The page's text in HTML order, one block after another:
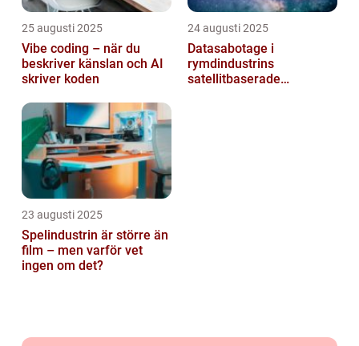
25 augusti 2025
Vibe coding – när du
beskriver känslan och AI
skriver koden
24 augusti 2025
Datasabotage i
rymdindustrins
satellitbaserade
23 augusti 2025
Spelindustrin är större än
film – men varför vet
ingen om det?